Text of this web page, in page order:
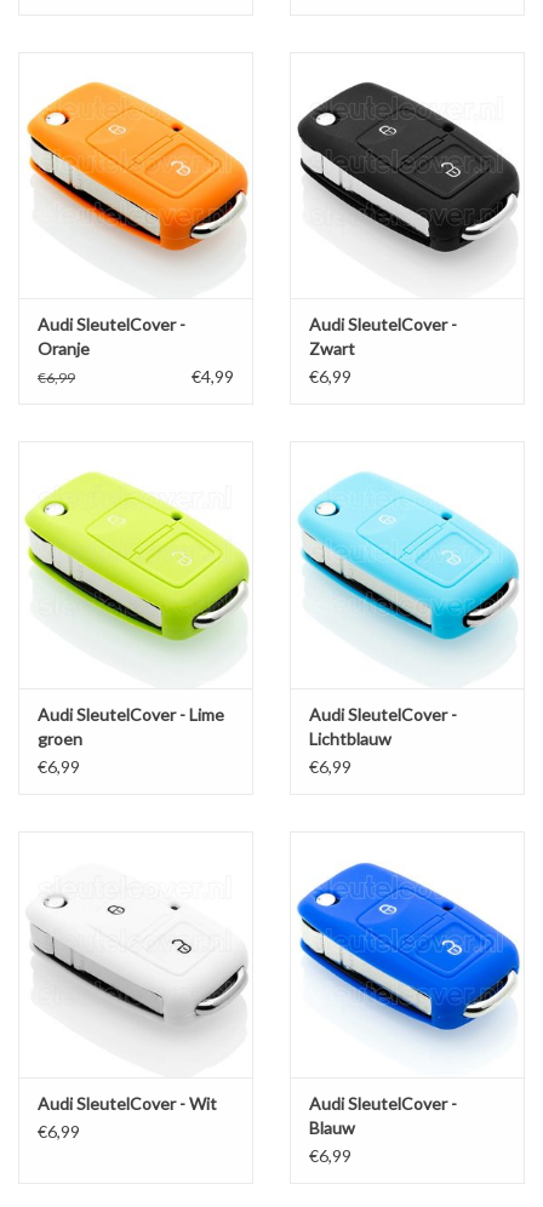
Audi SleutelCover -
Oranje
€6,99 €4,99
Audi SleutelCover -
Zwart
€6,99
Audi SleutelCover - Lime
groen
€6,99
Audi SleutelCover -
Lichtblauw
€6,99
Audi SleutelCover - Wit
€6,99
Audi SleutelCover -
Blauw
€6,99